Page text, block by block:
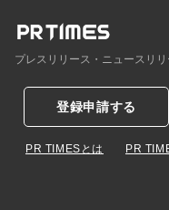
プレスリリース・ニュースリ
登録申請する
PR TIMESとは PR